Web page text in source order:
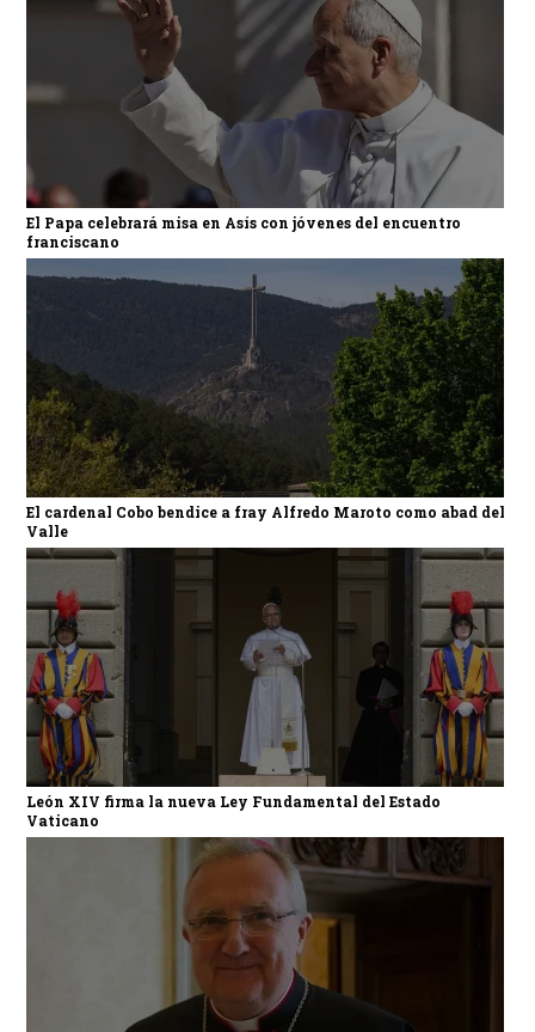
El Papa celebrará misa en Asís con jóvenes del encuentro
franciscano
El cardenal Cobo bendice a fray Alfredo Maroto como abad del
Valle
León XIV firma la nueva Ley Fundamental del Estado
Vaticano